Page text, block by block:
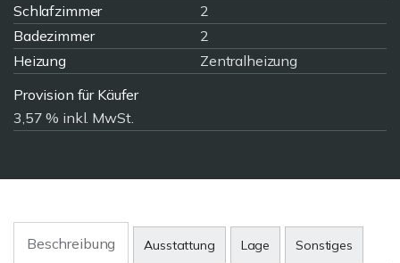
Schlafzimmer
2
Badezimmer
2
Heizung
Zentralheizung
Provision für Käufer
3,57 % inkl. MwSt.
Beschreibung Ausstattung Lage Sonstiges